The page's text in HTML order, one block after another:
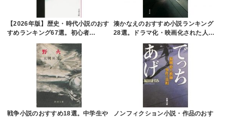
【2026年版】歴史・時代小説のおす
すめランキング67選。初心者…
湊かなえのおすすめ小説ランキング
28選。ドラマ化・映画化された人…
戦争小説のおすすめ18選。中学生や
ノンフィクション小説・作品のおす